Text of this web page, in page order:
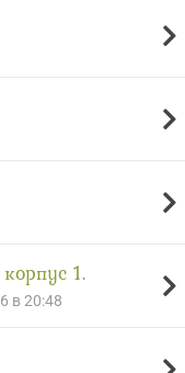
1.
в 20:48